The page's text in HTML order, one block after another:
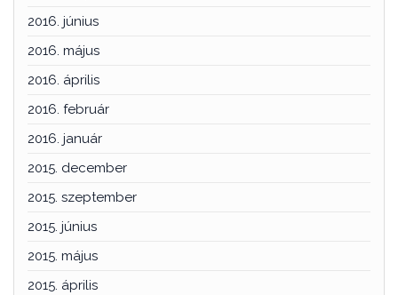
2016. június
2016. május
2016. április
2016. február
2016. január
2015. december
2015. szeptember
2015. június
2015. május
2015. április